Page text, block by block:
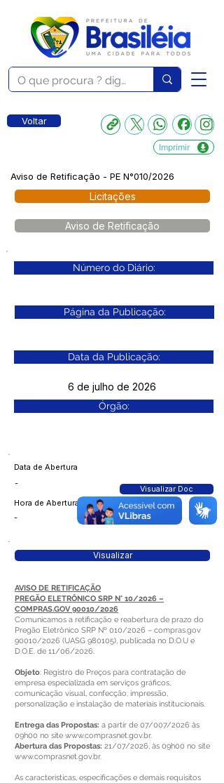
Voltar
Imprimir
Aviso de Retificação - PE N°010/2026
Licitações
Aviso de Retificação
Número do Diário:
Página da Publicação:
Data da Publicação:
6 de julho de 2026
Órgão:
Data de Abertura
-
Hora de Abertura
-
Visualizar Doc
Visualizar
AVISO DE RETIFICAÇÃO
PREGÃO ELETRÔNICO SRP N° 10/2026 –
COMPRAS.GOV 90010/2026
Comunicamos a retificação e reabertura de prazo do
Pregão Eletrônico SRP Nº 010/2026 – compras.gov
90010/2026 (UASG 980105), publicada no D.O.U e
D.O.E. de 11/06/2026.
Objeto: Registro de Preços para contratação de
empresa especializada em serviços gráficos,
comunicação visual, confecção, impressão,
personalização e instalação de materiais institucionais.
Entrega das Propostas: a partir de 07/007/2026 às
09h00 no site www.comprasnet.gov.br.
Abertura das Propostas: 21/07/2026, às 09h00 no site
www.comprasnet.gov.br.
As características, especificações e demais requisitos